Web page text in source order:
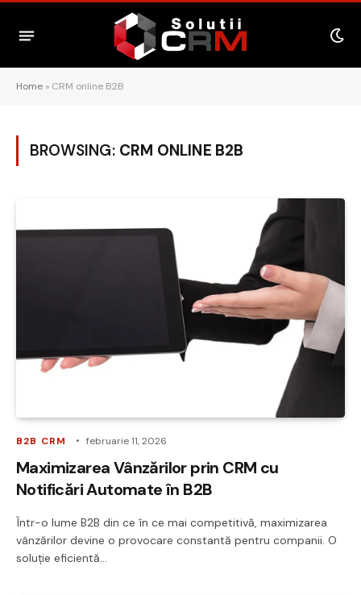
Home » CRM online B2B
BROWSING: CRM ONLINE B2B
B2B CRM februarie 11, 2026
Maximizarea Vânzărilor prin CRM cu
Notificări Automate în B2B
Într-o lume B2B din ce în ce mai competitivă, maximizarea
vânzărilor devine o provocare constantă pentru companii. O
soluție eficientă…